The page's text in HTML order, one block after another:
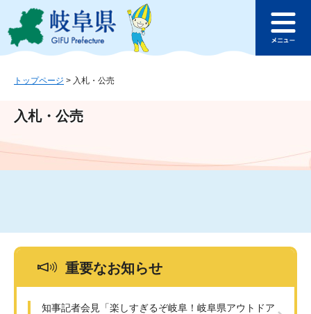
ジ
ュ
文
このページの本文へ
ュ
トップページ > 入札・公売
入札・公売
重要なお知らせ
知事記者会見「楽しすぎるぞ岐阜！岐阜県アウトドア